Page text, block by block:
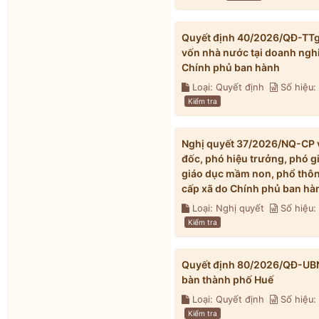
Quyết định 40/2026/QĐ-
vốn nhà nước tại doanh
Chính phủ ban hành
Loại: Quyết định Số
Kiểm tra
Nghị quyết 37/2026/NQ-
đốc, phó hiệu trưởng, phó
giáo dục mầm non, phổ
cấp xã do Chính phủ ban
Loại: Nghị quyết Số
Kiểm tra
Quyết định 80/2026/QĐ-
bàn thành phố Huế
Loại: Quyết định Số
Kiểm tra